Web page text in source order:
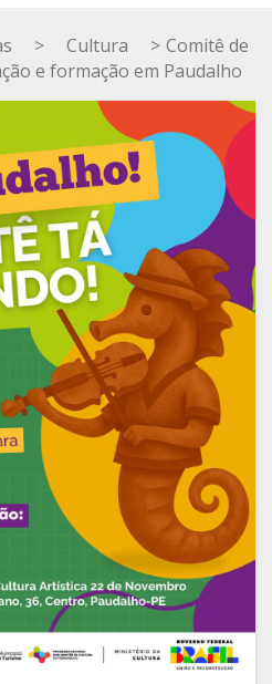
> Cultura > Comitê de
e formação em Paudalho